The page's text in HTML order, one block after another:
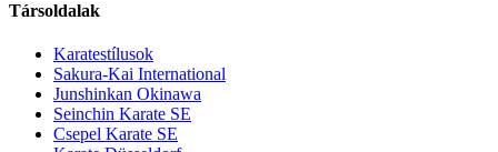
Társoldalak
Karatestílusok
Sakura-Kai International
Junshinkan Okinawa
Seinchin Karate SE
Csepel Karate SE